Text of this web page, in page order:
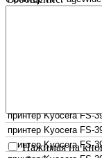
Нажимая на